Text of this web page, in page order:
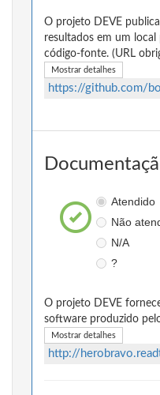
O projeto DEVE
resultados em um
código-fonte. (URL
Mostrar detalhes
https://github.com/
Atendido
Não
N/A
?
O projeto DEVE
software produzido
Mostrar detalhes
http://